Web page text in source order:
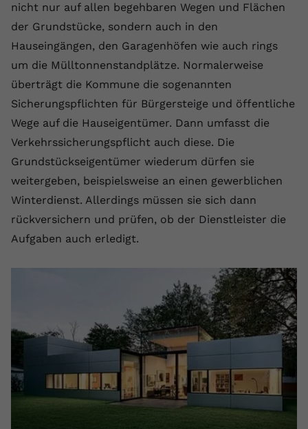
nicht nur auf allen begehbaren Wegen und Flächen
der Grundstücke, sondern auch in den
Hauseingängen, den Garagenhöfen wie auch rings
um die Mülltonnenstandplätze. Normalerweise
überträgt die Kommune die sogenannten
Sicherungspflichten für Bürgersteige und öffentliche
Wege auf die Hauseigentümer. Dann umfasst die
Verkehrssicherungspflicht auch diese. Die
Grundstückseigentümer wiederum dürfen sie
weitergeben, beispielsweise an einen gewerblichen
Winterdienst. Allerdings müssen sie sich dann
rückversichern und prüfen, ob der Dienstleister die
Aufgaben auch erledigt.
Name yt.innertube::nextId
Anbieter Youtube.com
Laufzeit Session
Zweck
Dieser von YouTube gesetzte Cookie
Daten darüber zu speichern, welche
Videos von YouTube der Nutzer
gesehen hat.
Name yt-remote-connected-devices
Zweck
YouTube setzt diesen Cookie, um die
Videopräferenzen des Nutzers zu
speichern, der eingebettete YouTube-
Videos verwendet.